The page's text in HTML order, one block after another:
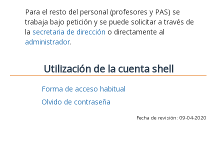
Para el resto del personal (profesores y PAS) se
trabaja bajo petición y se puede solicitar a través de
la secretaria de dirección o directamente al
administrador.
Utilización de la cuenta shell
Forma de acceso habitual
Olvido de contraseña
Fecha de revisión: 09-04-2020